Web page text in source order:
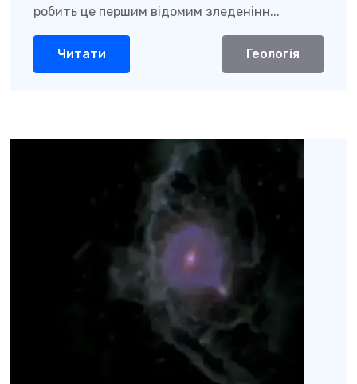
робить це першим відомим зледенінн...
Читати Геологія